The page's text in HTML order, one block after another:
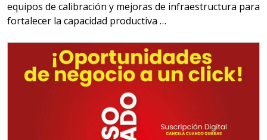
equipos de calibración y mejoras de infraestructura para
fortalecer la capacidad productiva …